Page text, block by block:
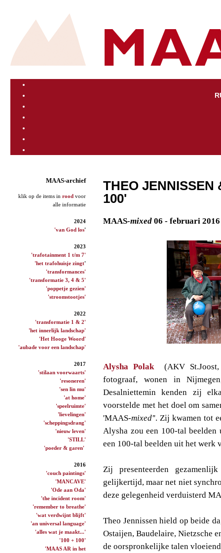
MAAS-archief
klik op de items in rood voor
alle informatie
2024
'van God los'
2023
'trafotainment 1 t/m 7'
'het trafohuisje zingt'
'transformances'
'transformatie 3, 4 & 5'
'poppetje gezien'
'stroomstootjes'
2022
'transformatie 1 & 2'
'het innerlijk landschap'
'Het Hooge Woord'
'aubade voor een landschap'
2017
'stilaan voorwaarts'
'resoneren'
'sen lin mu'
'at home'
'speelruimte'
'lievelingen'
'scheppingsdrang'
'nieuw leven'
'STILL'
'poeder & garen'
2016
'couch paintings'
'MANCAVE'
'Ode aan Oda'
'the incident room'
'remember to breathe'
'wat verdwijnt blijft'
'an universal language'
'alles wat je maakt...'
'100 + 100'
'MAAS AR in het
THEO JENNISSEN
100'
MAAS-mixed 06 - februari 2016
Alysha Polak
(AKV
fotograaf, wonen in
Desalniettemin kenden zij
voorstelde met het doel om
'MAAS-mixed''. Zij kwamen tot
Alysha zou een 100-tal
een 100-tal beelden uit het werk
Zij presenteerden
gelijkertijd, maar net niet
deze gelegenheid verduisterd
Theo Jennissen hield op beide
Ostaijen, Baudelaire, Nietzsche
de oorspronkelijke talen